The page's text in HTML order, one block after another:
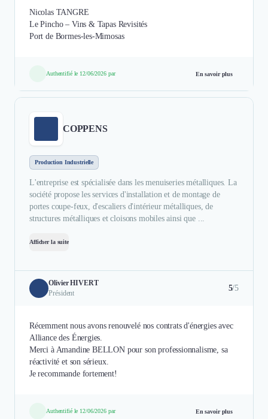
Nicolas TANGRE
Le Pincho – Vins & Tapas Revisités
Port de Bormes-les-Mimosas
Authentifié le 12/06/2026 par En savoir plus
COPPENS
Production Industrielle
L'entreprise est spécialisée dans les menuiseries métalliques. La
société propose les services d'installation et de montage de
portes coupe-feux, d'escaliers d'intérieur métalliques, de
structures métalliques et cloisons mobiles ainsi que ...
Afficher la suite
Olivier HIVERT
Président
5/5
Récemment nous avons renouvelé nos contrats d'énergies avec
Alliance des Énergies.
Merci à Amandine BELLON pour son professionnalisme, sa
réactivité et son sérieux.
Je recommande fortement!
Authentifié le 12/06/2026 par En savoir plus